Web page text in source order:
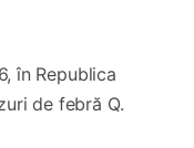
în Republica
de febră Q.